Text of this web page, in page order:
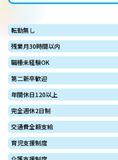
転勤無し
残業月30時間以内
職種未経験OK
第二新卒歓迎
年間休日120以上
完全週休2日制
交通費全額支給
育児支援制度